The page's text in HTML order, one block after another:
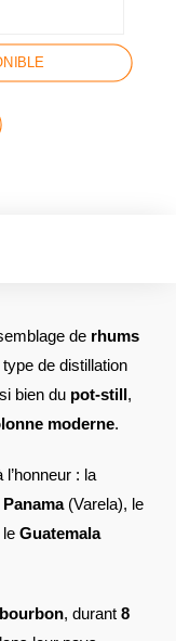
de rhums
de distillation
bien du pot-still,
moderne.
: la
Panama(Varela), le
Guatemala
, durant 8